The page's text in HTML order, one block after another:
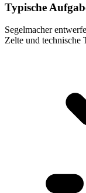
Typische
Segelmacher
Zelte und technische